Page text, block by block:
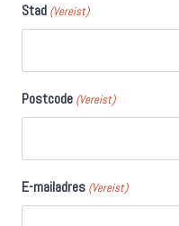
Stad (Vereist)
Postcode (Vereist)
E-mailadres (Vereist)